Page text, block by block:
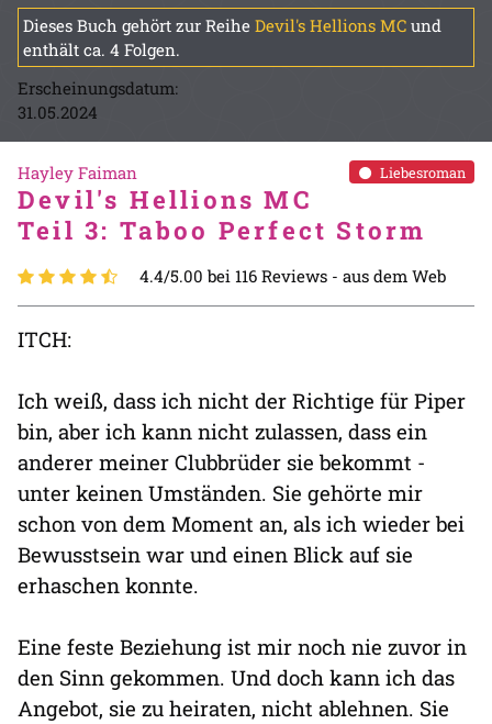
Dieses Buch gehört zur Reihe Devil's Hellions MC und
enthält ca. 4 Folgen.
Erscheinungsdatum:
31.05.2024
Liebesroman
Hayley Faiman
Devil's Hellions MC
Teil 3: Taboo Perfect Storm
4.4/5.00 bei 116 Reviews - aus dem Web
ITCH:
Ich weiß, dass ich nicht der Richtige für Piper
bin, aber ich kann nicht zulassen, dass ein
anderer meiner Clubbrüder sie bekommt -
unter keinen Umständen. Sie gehörte mir
schon von dem Moment an, als ich wieder bei
Bewusstsein war und einen Blick auf sie
erhaschen konnte.
Eine feste Beziehung ist mir noch nie zuvor in
den Sinn gekommen. Und doch kann ich das
Angebot, sie zu heiraten, nicht ablehnen. Sie